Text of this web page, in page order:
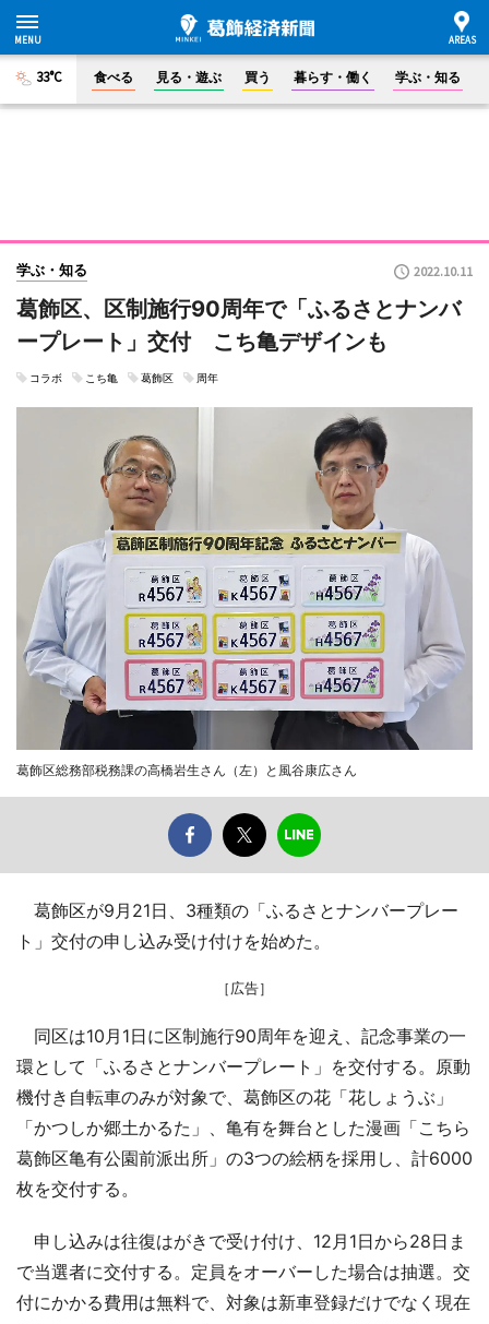
33°C 食べる 見る・遊ぶ 買う 暮らす・働く 学ぶ・知る
学ぶ・知る 2022.10.11
葛飾区、区制施行90周年で「ふるさとナンバ
ープレート」交付 こち亀デザインも
コラボ こち亀 葛飾区 周年
葛飾区総務部税務課の高橋岩生さん（左）と風谷康広さん
葛飾区が9月21日、3種類の「ふるさとナンバープレー
ト」交付の申し込み受け付けを始めた。
［広告］
同区は10月1日に区制施行90周年を迎え、記念事業の一
環として「ふるさとナンバープレート」を交付する。原動
機付き自転車のみが対象で、葛飾区の花「花しょうぶ」
「かつしか郷土かるた」、亀有を舞台とした漫画「こちら
葛飾区亀有公園前派出所」の3つの絵柄を採用し、計6000
枚を交付する。
申し込みは往復はがきで受け付け、12月1日から28日ま
で当選者に交付する。定員をオーバーした場合は抽選。交
付にかかる費用は無料で、対象は新車登録だけでなく現在